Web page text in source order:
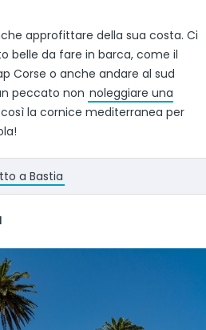
approfittare della sua costa. Ci
belle da fare in barca, come il
Corse o anche andare al sud
peccato non noleggiare una
la cornice mediterranea per
a Bastia